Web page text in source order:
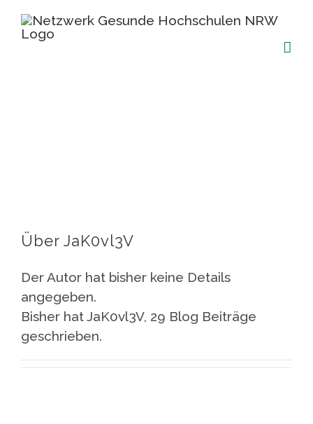
Inhalt
Über JaK0vl3V
Der Autor hat bisher keine Details
angegeben.
Bisher hat JaK0vl3V, 29 Blog Beiträge
geschrieben.